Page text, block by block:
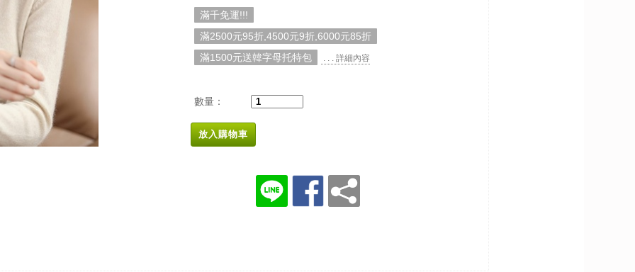
滿千免運!!!
滿2500元95折,4500元9折,6000元85折
滿1500元送韓字母托特包
. . . 詳細內容
數量：
放入購物車